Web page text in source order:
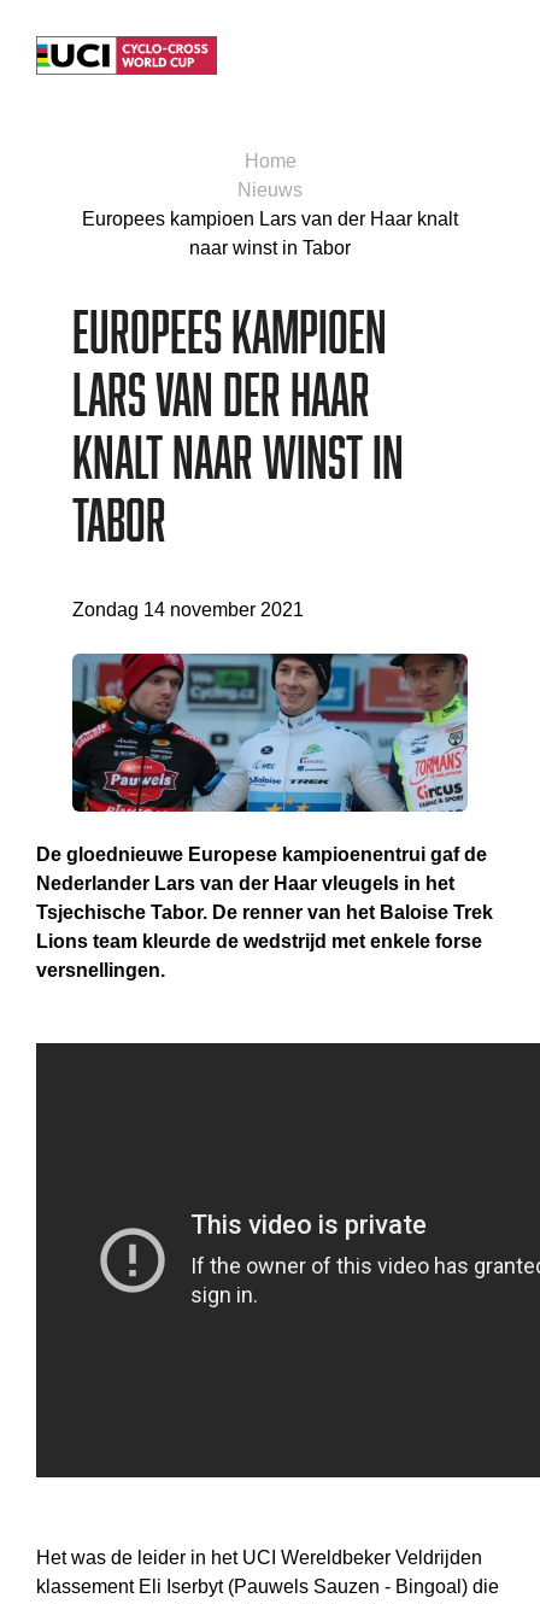
Home
Nieuws
Europees kampioen Lars van der Haar knalt
naar winst in Tabor
Europees kampioen
Lars van der Haar
knalt naar winst in
Tabor
Zondag 14 november 2021
De gloednieuwe Europese kampioenentrui gaf de
Nederlander Lars van der Haar vleugels in het
Tsjechische Tabor. De renner van het Baloise Trek
Lions team kleurde de wedstrijd met enkele forse
versnellingen.
Het was de leider in het UCI Wereldbeker Veldrijden
klassement Eli Iserbyt (Pauwels Sauzen - Bingoal) die